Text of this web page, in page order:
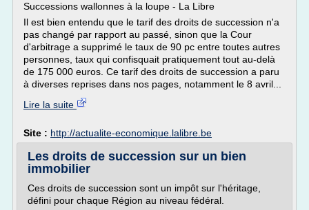
Successions wallonnes à la loupe - La Libre
Il est bien entendu que le tarif des droits de succession n'a
pas changé par rapport au passé, sinon que la Cour
d'arbitrage a supprimé le taux de 90 pc entre toutes autres
personnes, taux qui confisquait pratiquement tout au-delà
de 175 000 euros. Ce tarif des droits de succession a paru
à diverses reprises dans nos pages, notamment le 8 avril...
Lire la suite
Site : http://actualite-economique.lalibre.be
Les droits de succession sur un bien
immobilier
Ces droits de succession sont un impôt sur l'héritage,
défini pour chaque Région au niveau fédéral.